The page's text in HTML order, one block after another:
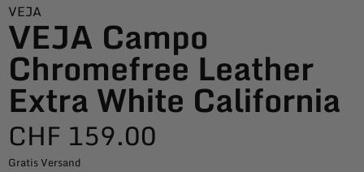
VEJA
VEJA Campo
Chromefree Leather
Extra White California
CHF 159.00
Gratis Versand